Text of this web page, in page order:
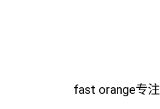
fast orange专